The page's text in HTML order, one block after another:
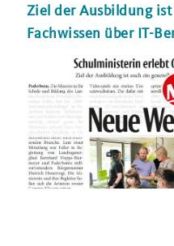
Ziel der Ausbildung
Fachwissen über IT-